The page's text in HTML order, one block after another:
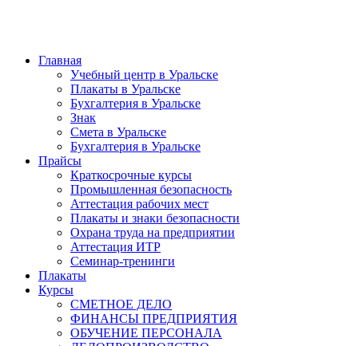
Главная
Учебный центр в Уральске
Плакаты в Уральске
Бухгалтерия в Уральске
Знак
Смета в Уральске
Бухгалтерия в Уральске
Прайсы
Краткосрочные курсы
Промышленная безопасность
Аттестация рабочих мест
Плакаты и знаки безопасности
Охрана труда на предприятии
Аттестация ИТР
Семинар-тренинги
Плакаты
Курсы
СМЕТНОЕ ДЕЛО
ФИНАНСЫ ПРЕДПРИЯТИЯ
ОБУЧЕНИЕ ПЕРСОНАЛА